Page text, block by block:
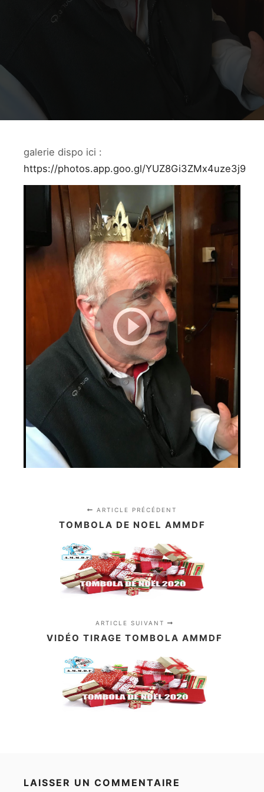
galerie dispo ici :
https://photos.app.goo.gl/YUZ8Gi3ZMx4uze3j9
ARTICLE PRÉCÉDENT
TOMBOLA DE NOEL AMMDF
ARTICLE SUIVANT
VIDÉO TIRAGE TOMBOLA AMMDF
LAISSER UN COMMENTAIRE